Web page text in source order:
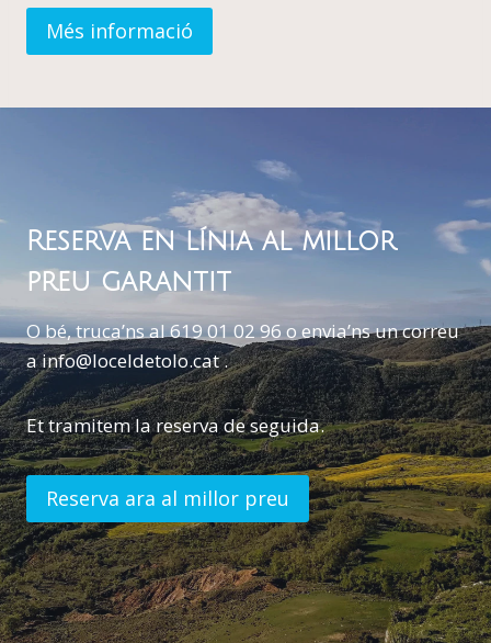
Més informació
Reserva en línia al millor
preu garantit
O bé, truca’ns al 619 01 02 96 o envia’ns un correu
a info@loceldetolo.cat .
Et tramitem la reserva de seguida.
Reserva ara al millor preu